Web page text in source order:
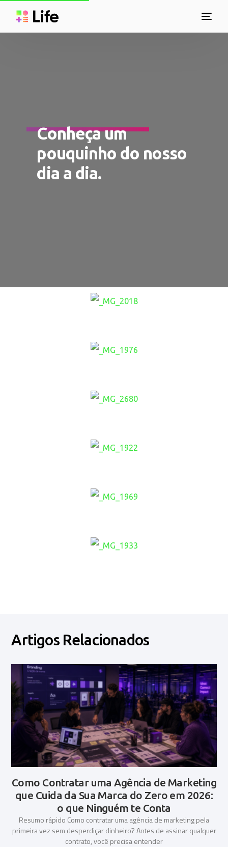
Conheça um
pouquinho do nosso
dia a dia.
Artigos Relacionados
Como Contratar uma Agência de Marketing
que Cuida da Sua Marca do Zero em 2026:
o que Ninguém te Conta
Resumo rápido Como contratar uma agência de marketing pela
primeira vez sem desperdiçar dinheiro? Antes de assinar qualquer
contrato, você precisa entender